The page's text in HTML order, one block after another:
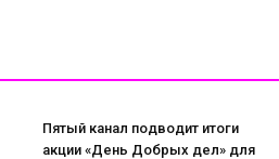
Пятый канал подводит итоги
акции «День Добрых дел» для